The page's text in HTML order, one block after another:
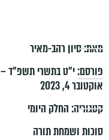
מאת:סיון רהב-מאיר
פורסם:י״ט בתשרי תשפ״ד –
אוקטובר 4, 2023
קטגוריה:החלק היומי
סוכות ושמחת תורה